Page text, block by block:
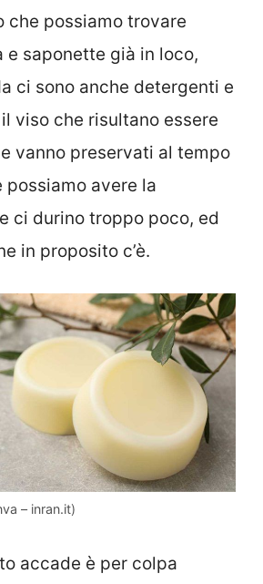
che possiamo trovare
e saponette già in loco,
ci sono anche detergenti e
viso che risultano essere
vanno preservati al tempo
possiamo avere la
ci durino troppo poco, ed
in proposito c’è.
– inran.it)
accade è per colpa